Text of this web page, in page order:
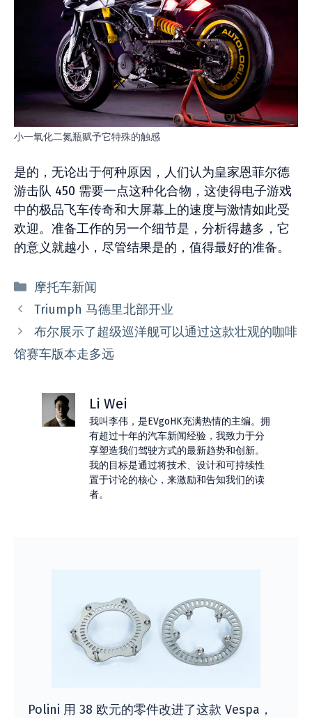
小一氧化二氮瓶赋予它特殊的触感
是的，无论出于何种原因，人们认为皇家恩菲尔德
游击队 450 需要一点这种化合物，这使得电子游戏
中的极品飞车传奇和大屏幕上的速度与激情如此受
欢迎。准备工作的另一个细节是，分析得越多，它
的意义就越小，尽管结果是的，值得最好的准备。
分
类
摩托车新闻
Triumph 马德里北部开业
布尔展示了超级巡洋舰可以通过这款壮观的咖啡
馆赛车版本走多远
Li Wei
我叫李伟，是EVgoHK充满热情的主编。拥
有超过十年的汽车新闻经验，我致力于分
享塑造我们驾驶方式的最新趋势和创新。
我的目标是通过将技术、设计和可持续性
置于讨论的核心，来激励和告知我们的读
者。
Polini 用 38 欧元的零件改进了这款 Vespa，